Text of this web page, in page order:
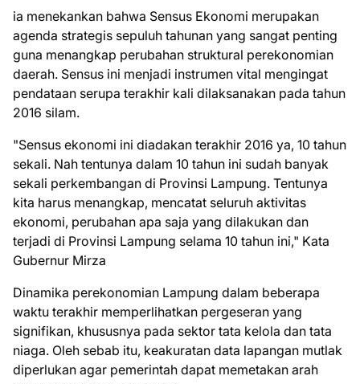
ia menekankan bahwa Sensus Ekonomi merupakan
agenda strategis sepuluh tahunan yang sangat penting
guna menangkap perubahan struktural perekonomian
daerah. Sensus ini menjadi instrumen vital mengingat
pendataan serupa terakhir kali dilaksanakan pada tahun
2016 silam.
"Sensus ekonomi ini diadakan terakhir 2016 ya, 10 tahun
sekali. Nah tentunya dalam 10 tahun ini sudah banyak
sekali perkembangan di Provinsi Lampung. Tentunya
kita harus menangkap, mencatat seluruh aktivitas
ekonomi, perubahan apa saja yang dilakukan dan
terjadi di Provinsi Lampung selama 10 tahun ini," Kata
Gubernur Mirza
Dinamika perekonomian Lampung dalam beberapa
waktu terakhir memperlihatkan pergeseran yang
signifikan, khususnya pada sektor tata kelola dan tata
niaga. Oleh sebab itu, keakuratan data lapangan mutlak
diperlukan agar pemerintah dapat memetakan arah